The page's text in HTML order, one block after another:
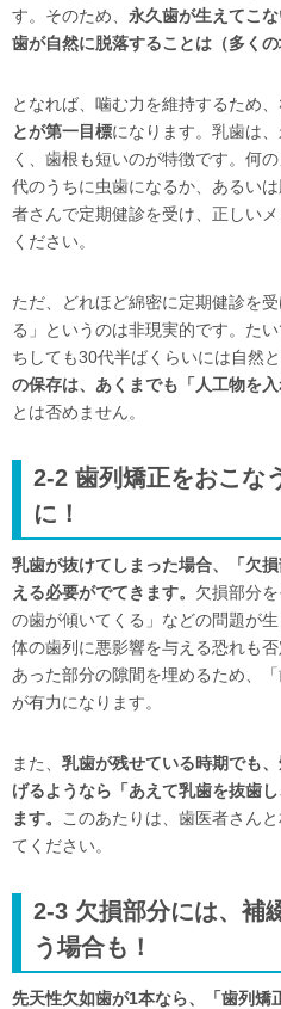
す。そのため、 永久歯が生えてこ
歯が自然に脱落することは（多くの
となれば、噛む力を維持するため、
とが第一目標になります。乳歯は
く、歯根も短いのが特徴です。何
代のうちに虫歯になるか、あるい
者さんで定期健診を受け、正しい
ください。
ただ、どれほど綿密に定期健診を
る」というのは非現実的です。た
ちしても30代半ばくらいには自然
の保存は、あくまでも「人工物を入
とは否めません。
2-2 歯列矯正をおこな
に！
乳歯が抜けてしまった場合、「欠
える必要がでてきます。 欠損部分
の歯が傾いてくる」などの問題が
体の歯列に悪影響を与える恐れも
あった部分の隙間を埋めるため、
が有力になります。
また、 乳歯が残せている時期でも
げるようなら「あえて乳歯を抜歯
ます。 このあたりは、歯医者さん
てください。
2-3 欠損部分には、補
う場合も！
先天性欠如歯が1本なら、「歯列矯